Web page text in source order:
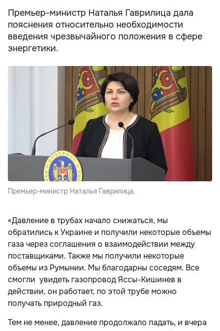
Премьер-министр Наталья Гаврилица дала
пояснения относительно необходимости
введения чрезвычайного положения в сфере
энергетики.
Премьер-министр Наталья Гаврилица.
«Давление в трубах начало снижаться, мы
обратились к Украине и получили некоторые объемы
газа через соглашения о взаимодействии между
поставщиками. Также мы получили некоторые
объемы из Румынии. Мы благодарны соседям. Все
смогли увидеть газопровод Яссы-Кишинев в
действии, он работает, по этой трубе можно
получать природный газ.
Тем не менее, давление продолжало падать, и вчера